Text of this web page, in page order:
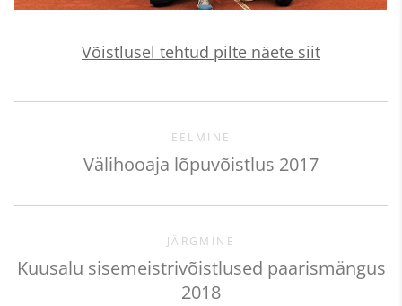
Võistlusel tehtud pilte näete siit
EELMINE
Välihooaja lõpuvõistlus 2017
JÄRGMINE
Kuusalu sisemeistrivõistlused paarismängus
2018